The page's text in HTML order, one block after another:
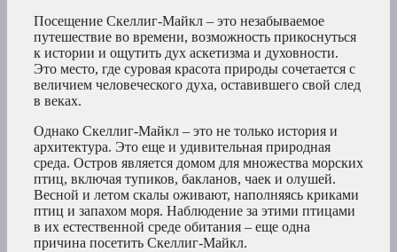
Посещение Скеллиг-Майкл – это незабываемое
путешествие во времени, возможность прикоснуться
к истории и ощутить дух аскетизма и духовности.
Это место, где суровая красота природы сочетается с
величием человеческого духа, оставившего свой след
в веках.
Однако Скеллиг-Майкл – это не только история и
архитектура. Это еще и удивительная природная
среда. Остров является домом для множества морских
птиц, включая тупиков, бакланов, чаек и олушей.
Весной и летом скалы оживают, наполняясь криками
птиц и запахом моря. Наблюдение за этими птицами
в их естественной среде обитания – еще одна
причина посетить Скеллиг-Майкл.